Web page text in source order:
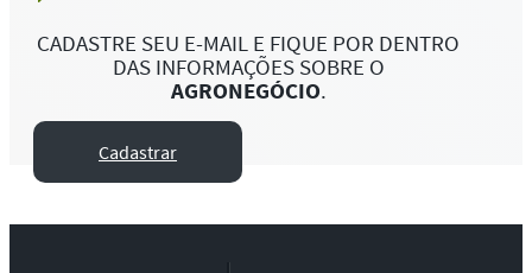
CADASTRE SEU E-MAIL E FIQUE POR DENTRO
DAS INFORMAÇÕES SOBRE O
AGRONEGÓCIO.
Cadastrar